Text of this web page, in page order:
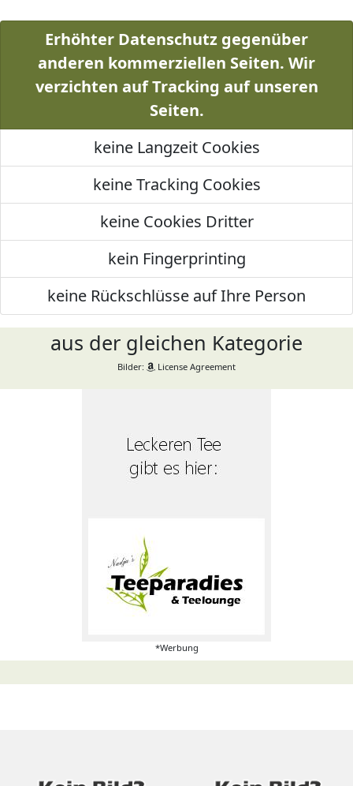
Erhöhter Datenschutz gegenüber
anderen kommerziellen Seiten. Wir
verzichten auf Tracking auf unseren
Seiten.
keine Langzeit Cookies
keine Tracking Cookies
keine Cookies Dritter
kein Fingerprinting
keine Rückschlüsse auf Ihre Person
aus der gleichen Kategorie
Bilder: License Agreement
*Werbung